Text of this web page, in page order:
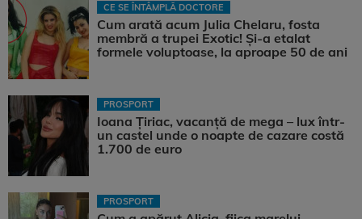
CE SE ÎNTÂMPLĂ DOCTORE
Cum arată acum Julia Chelaru, fosta
membră a trupei Exotic! Și-a etalat
formele voluptoase, la aproape 50 de ani
PROSPORT
Ioana Țiriac, vacanță de mega – lux într-
un castel unde o noapte de cazare costă
1.700 de euro
PROSPORT